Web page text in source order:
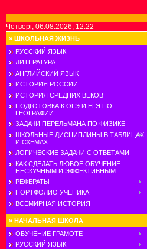
Четверг, 06.08.2026, 12:22
» ШКОЛЬНАЯ ЖИЗНЬ
РУССКИЙ ЯЗЫК
ЛИТЕРАТУРА
АНГЛИЙСКИЙ ЯЗЫК
ИСТОРИЯ РОССИИ
ИСТОРИЯ СРЕДНИХ ВЕКОВ
ПОДГОТОВКА К ОГЭ И ЕГЭ ПО
ГЕОГРАФИИ
ЗАДАЧИ ПЕРЕЛЬМАНА ПО ФИЗИКЕ
ШКОЛЬНЫЕ ДИСЦИПЛИНЫ В ТАБЛИЦАХ
И СХЕМАХ
ЛОГИЧЕСКИЕ ЗАДАЧИ С ОТВЕТАМИ
КАК СДЕЛАТЬ ЛЮБОЕ ОБУЧЕНИЕ
НЕСКУЧНЫМ И ЭФФЕКТИВНЫМ
РЕФЕРАТЫ
ПОРТФОЛИО УЧЕНИКА
ВСЕМИРНАЯ ИСТОРИЯ
» НАЧАЛЬНАЯ ШКОЛА
ОБУЧЕНИЕ ГРАМОТЕ
РУССКИЙ ЯЗЫК